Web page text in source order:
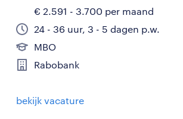
€ 2.591 - 3.700 per maand
24 - 36 uur, 3 - 5 dagen p.w.
MBO
Rabobank
bekijk vacature